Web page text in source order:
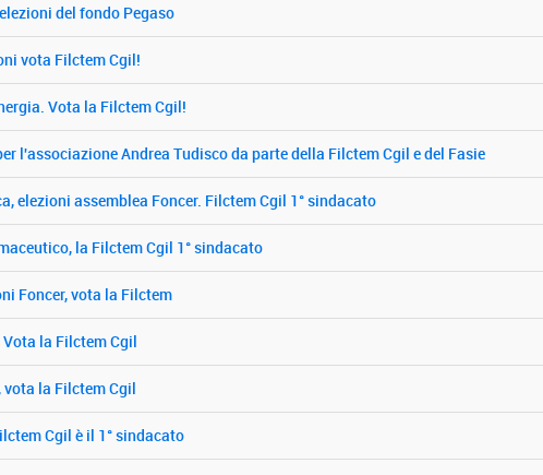
del fondo Pegaso
vota Filctem Cgil!
Vota la Filctem Cgil!
l'associazione Andrea Tudisco da parte della Filctem Cgil e del Fasie
elezioni assemblea Foncer. Filctem Cgil 1° sindacato
la Filctem Cgil 1° sindacato
Foncer, vota la Filctem
la Filctem Cgil
la Filctem Cgil
Cgil è il 1° sindacato